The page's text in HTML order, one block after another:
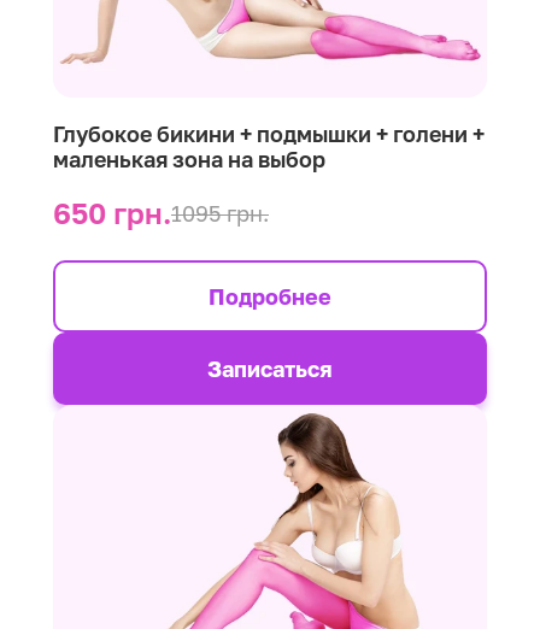
Глубокое бикини + подмышки + голени +
маленькая зона на выбор
650 грн.1095 грн.
Подробнее
Записаться